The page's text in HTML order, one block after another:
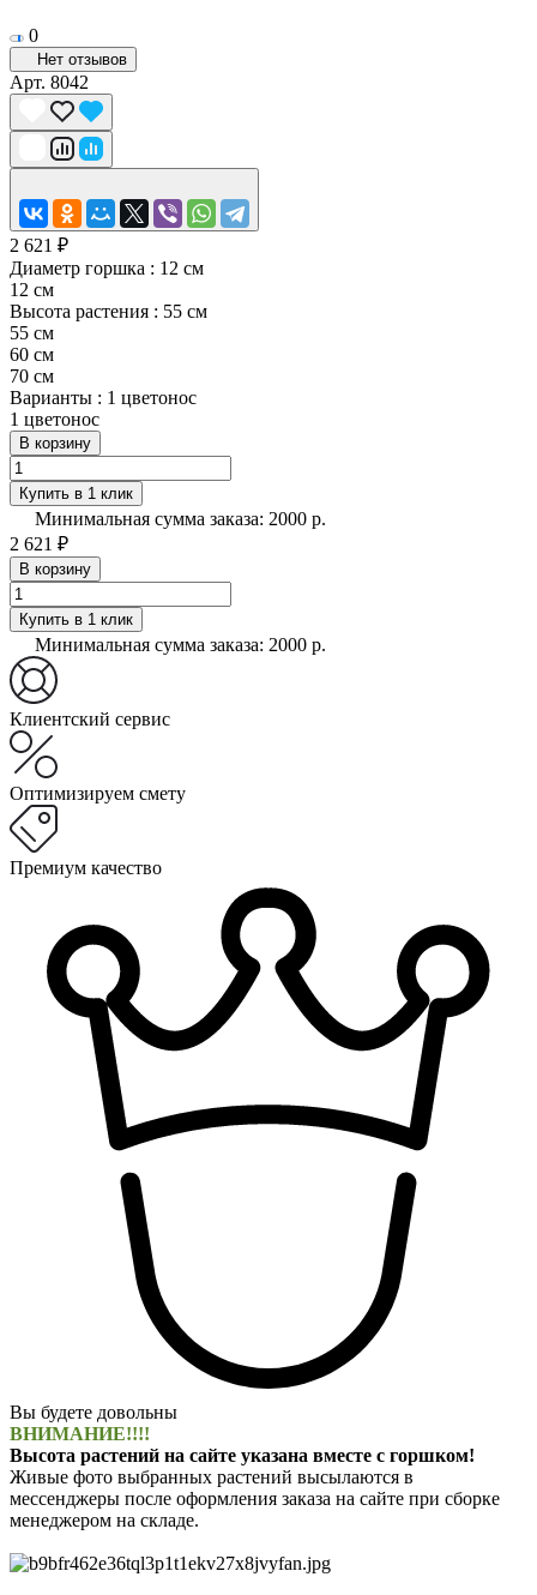
0
Нет отзывов
Арт. 8042
2 621 ₽
Диаметр горшка : 12 см
12 см
Высота растения : 55 см
55 см
60 см
70 см
Варианты : 1 цветонос
1 цветонос
В корзину
Купить в 1 клик
Минимальная сумма заказа: 2000 р.
2 621 ₽
В корзину
Купить в 1 клик
Минимальная сумма заказа: 2000 р.
Клиентский сервис
Оптимизируем смету
Премиум качество
Вы будете довольны
ВНИМАНИЕ!!!!
Высота растений на сайте указана вместе с горшком!
Живые фото выбранных растений высылаются в
мессенджеры после оформления заказа на сайте при сборке
менеджером на складе.